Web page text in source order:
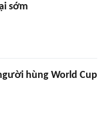
sớm
hùng World Cup